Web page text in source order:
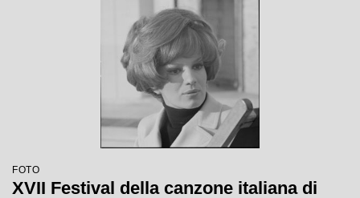
FOTO
XVII Festival della canzone italiana di